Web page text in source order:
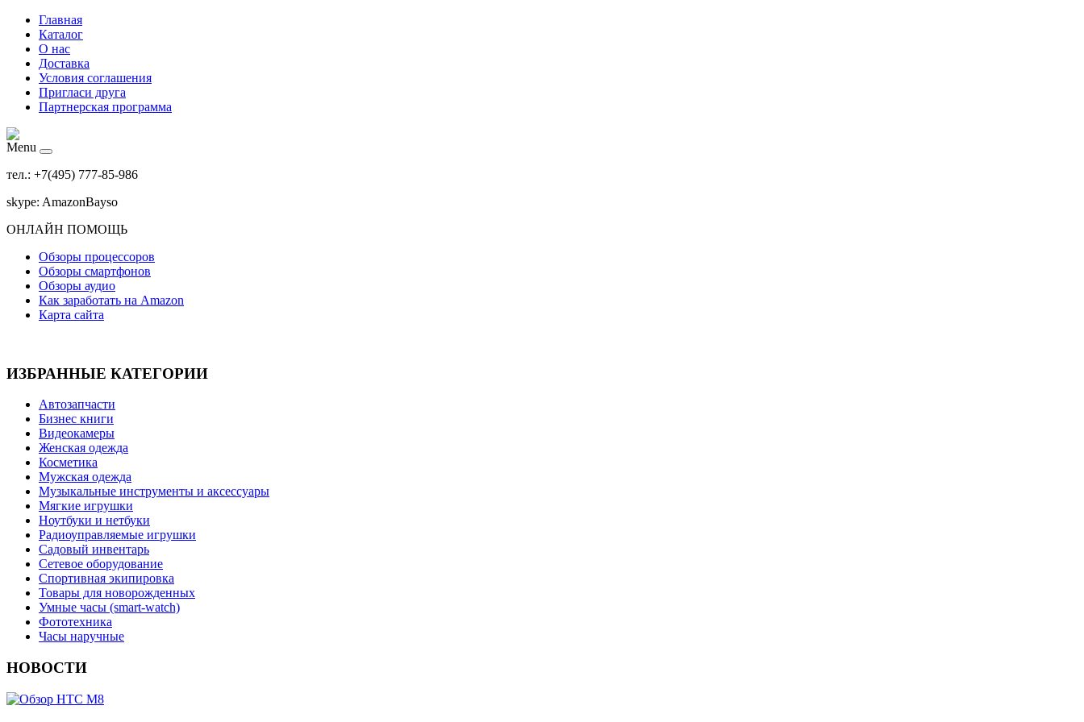
Главная
Каталог
О нас
Доставка
Условия соглашения
Пригласи друга
Партнерская программа
Menu
тел.: +7(495) 777-85-986
skype: AmazonBayso
ОНЛАЙН ПОМОЩЬ
Обзоры процессоров
Обзоры смартфонов
Обзоры аудио
Как заработать на Amazon
Карта сайта
ИЗБРАННЫЕ КАТЕГОРИИ
Автозапчасти
Бизнес книги
Видеокамеры
Женская одежда
Косметика
Мужская одежда
Музыкальные инструменты и аксессуары
Мягкие игрушки
Ноутбуки и нетбуки
Радиоуправляемые игрушки
Садовый инвентарь
Сетевое оборудование
Спортивная экипировка
Товары для новорожденных
Умные часы (smart-watch)
Фототехника
Часы наручные
НОВОСТИ